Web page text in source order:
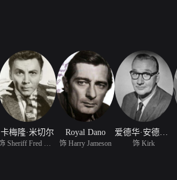
卡梅隆·米切尔 Royal Dano
饰 Harry Jameson 饰 Kirk